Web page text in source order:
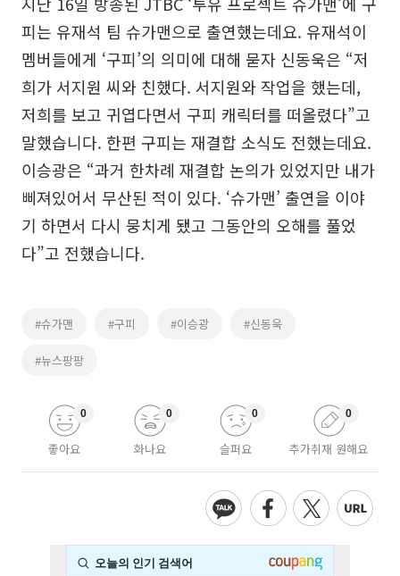
피는 유재석 팀 슈가맨으로 출연했는데요. 유재석이
멤버들에게 ‘구피’의 의미에 대해 묻자 신동욱은 “저
희가 서지원 씨와 친했다. 서지원와 작업을 했는데,
저희를 보고 귀엽다면서 구피 캐릭터를 떠올렸다”고
말했습니다. 한편 구피는 재결합 소식도 전했는데요.
이승광은 “과거 한차례 재결합 논의가 있었지만 내가
삐져있어서 무산된 적이 있다. ‘슈가맨’ 출연을 이야
기 하면서 다시 뭉치게 됐고 그동안의 오해를 풀었
다”고 전했습니다.
#슈가맨 #구피 #이승광 #신동욱
#뉴스팡팡
좋아요
0
화나요
0
슬퍼요
0
추가취재 원해요
0